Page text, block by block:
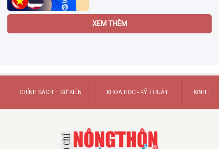
chỉ có trên FPT Play